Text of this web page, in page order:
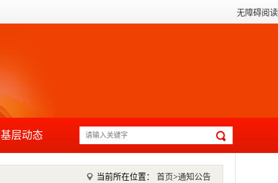
无障碍阅读
基层动态
当前所在位置： 首页>通知公告